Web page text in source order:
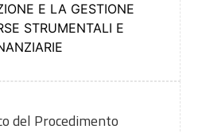
E LA GESTIONE
STRUMENTALI E
del Procedimento